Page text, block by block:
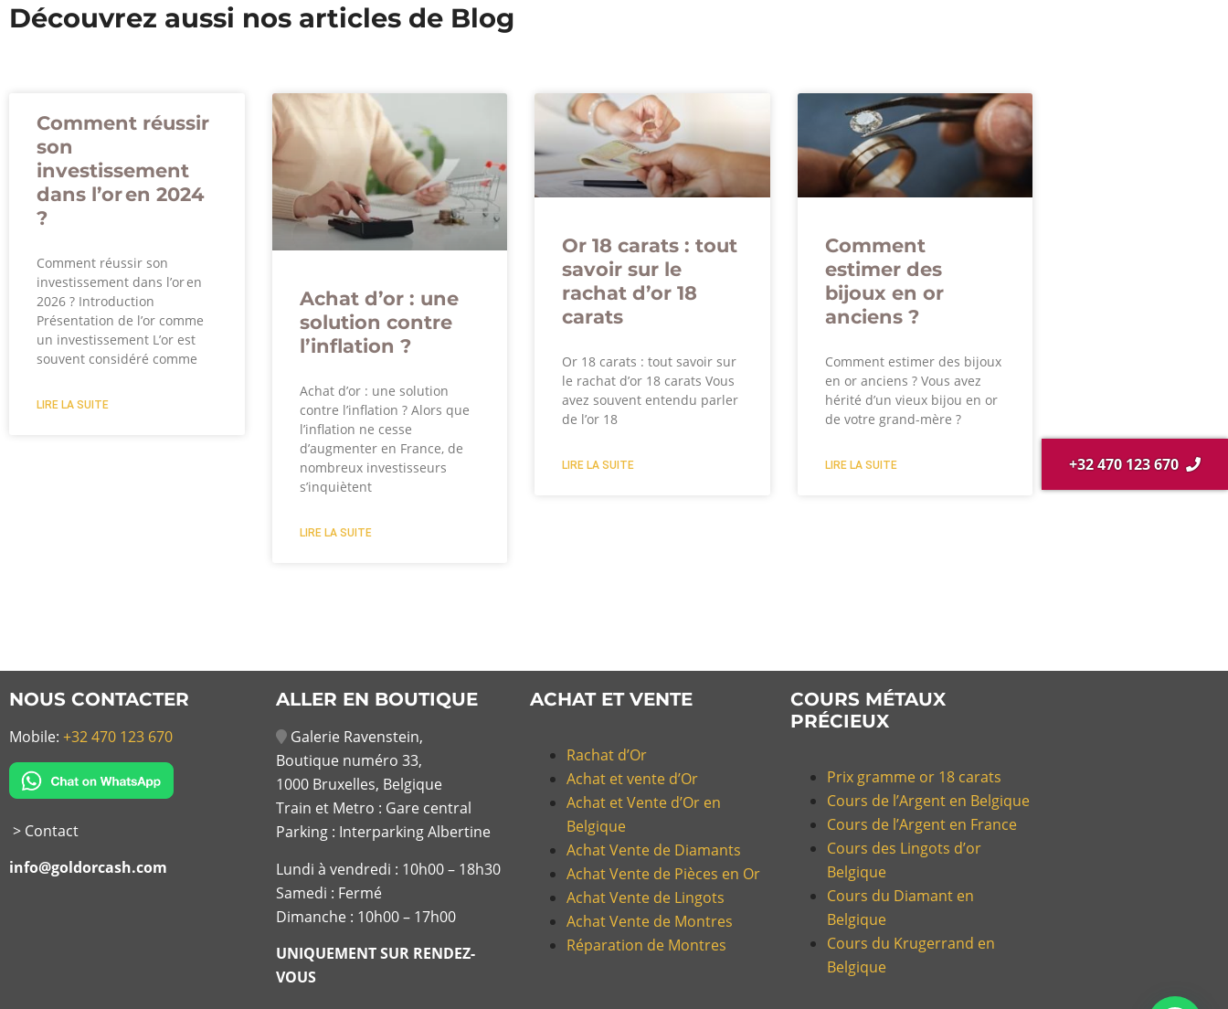
Découvrez aussi nos articles de Blog
Comment réussir
son
investissement
dans l’or en 2024
?
Comment réussir son
investissement dans l’or en
2026 ? Introduction
Présentation de l’or comme
un investissement L’or est
souvent considéré comme
LIRE LA SUITE
Achat d’or : une
solution contre
l’inflation ?
Achat d’or : une solution
contre l’inflation ? Alors que
l’inflation ne cesse
d’augmenter en France, de
nombreux investisseurs
s’inquiètent
LIRE LA SUITE
Or 18 carats : tout
savoir sur le
rachat d’or 18
carats
Or 18 carats : tout savoir sur
le rachat d’or 18 carats Vous
avez souvent entendu parler
de l’or 18
LIRE LA SUITE
Comment
estimer des
bijoux en or
anciens ?
Comment estimer des bijoux
en or anciens ? Vous avez
hérité d’un vieux bijou en or
de votre grand-mère ?
LIRE LA SUITE
NOUS CONTACTER
Mobile: +32 470 123 670
> Contact
info@goldorcash.com
+32 470 123 670
ALLER EN BOUTIQUE
Galerie Ravenstein,
Boutique numéro 33,
1000 Bruxelles, Belgique
Train et Metro : Gare central
Parking : Interparking Albertine
Lundi à vendredi : 10h00 – 18h30
Samedi : Fermé
Dimanche : 10h00 – 17h00
UNIQUEMENT SUR RENDEZ-
VOUS
ACHAT ET VENTE
Rachat d’Or
Achat et vente d’Or
Achat et Vente d’Or en
Belgique
Achat Vente de Diamants
Achat Vente de Pièces en Or
Achat Vente de Lingots
Achat Vente de Montres
Réparation de Montres
COURS MÉTAUX
PRÉCIEUX
Prix gramme or 18 carats
Cours de l’Argent en Belgique
Cours de l’Argent en France
Cours des Lingots d’or
Belgique
Cours du Diamant en
Belgique
Cours du Krugerrand en
Belgique